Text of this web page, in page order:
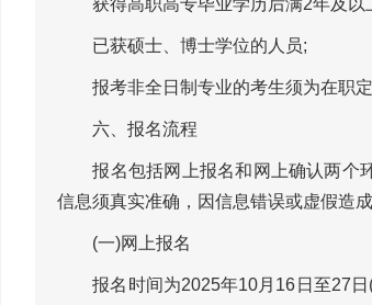
已获硕士、博士学位的人员;
报考非全日制专业的考生须为在职定
六、报名流程
报名包括网上报名和网上确认两个环
信息须真实准确，因信息错误或虚假造
(一)网上报名
报名时间为2025年10月16日至27日(